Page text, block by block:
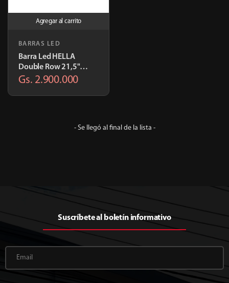
Agregar al carrito
BARRAS LED
Barra Led HELLA
Double Row 21,5"
12/24V
Gs. 2.900.000
- Se llegó al final de la lista -
Suscríbete al boletín informativo